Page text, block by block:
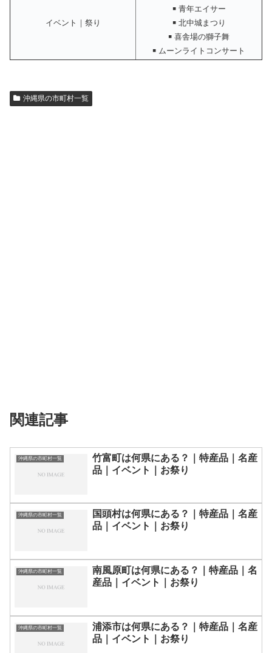
イベント｜祭り
￭ 青年エイサー
￭ 北中城まつり
￭ 喜舎場の獅子舞
￭ ムーンライトコンサート
沖縄県の市町村一覧
関連記事
沖縄県の市町村一覧
竹富町は何県にある？｜特産品｜名産
品｜イベント｜お祭り
沖縄県の市町村一覧
国頭村は何県にある？｜特産品｜名産
品｜イベント｜お祭り
沖縄県の市町村一覧
南風原町は何県にある？｜特産品｜名
産品｜イベント｜お祭り
沖縄県の市町村一覧
浦添市は何県にある？｜特産品｜名産
品｜イベント｜お祭り